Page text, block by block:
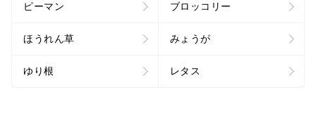
ピーマン ブロッコリー
ほうれん草 みょうが
ゆり根 レタス